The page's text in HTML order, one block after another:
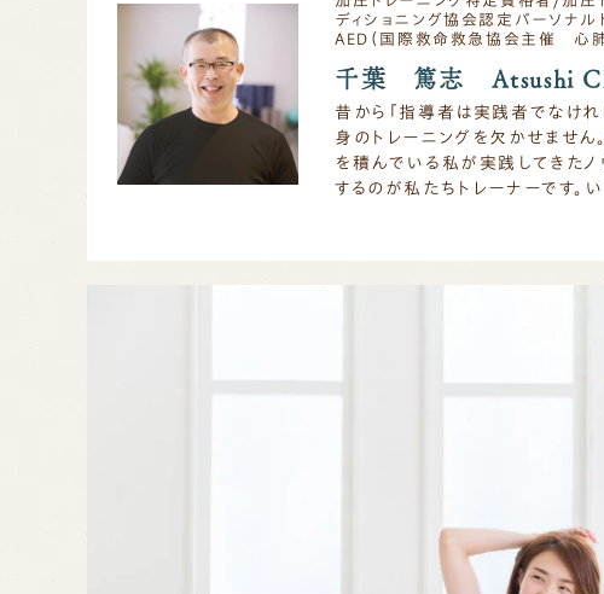
ディショニング協会認定パーソナ
AED（国際救命救急協会主催 心
千葉 篤志 Atsushi
昔から「指導者は実践者でなけ
身のトレーニングを欠かせません
を積んでいる私が実践してきた
するのが私たちトレーナーです。